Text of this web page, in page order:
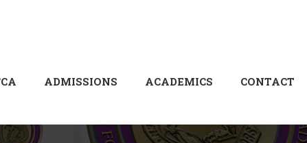
ADMISSIONS ACADEMICS CONTACT